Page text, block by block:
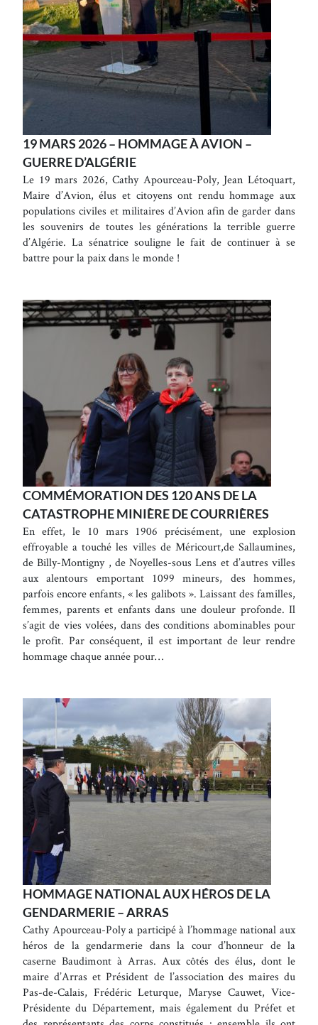
19 MARS 2026 – HOMMAGE À AVION –
GUERRE D’ALGÉRIE
Le 19 mars 2026, Cathy Apourceau-Poly, Jean Létoquart,
Maire d’Avion, élus et citoyens ont rendu hommage aux
populations civiles et militaires d’Avion afin de garder dans
les souvenirs de toutes les générations la terrible guerre
d’Algérie. La sénatrice souligne le fait de continuer à se
battre pour la paix dans le monde !
COMMÉMORATION DES 120 ANS DE LA
CATASTROPHE MINIÈRE DE COURRIÈRES
En effet, le 10 mars 1906 précisément, une explosion
effroyable a touché les villes de Méricourt,de Sallaumines,
de Billy-Montigny , de Noyelles-sous Lens et d’autres villes
aux alentours emportant 1099 mineurs, des hommes,
parfois encore enfants, « les galibots ». Laissant des familles,
femmes, parents et enfants dans une douleur profonde. Il
s’agit de vies volées, dans des conditions abominables pour
le profit. Par conséquent, il est important de leur rendre
hommage chaque année pour…
HOMMAGE NATIONAL AUX HÉROS DE LA
GENDARMERIE – ARRAS
Cathy Apourceau-Poly a participé à l’hommage national aux
héros de la gendarmerie dans la cour d’honneur de la
caserne Baudimont à Arras. Aux côtés des élus, dont le
maire d’Arras et Président de l’association des maires du
Pas-de-Calais, Frédéric Leturque, Maryse Cauwet, Vice-
Présidente du Département, mais également du Préfet et